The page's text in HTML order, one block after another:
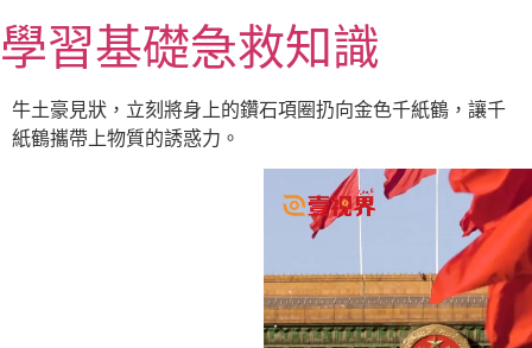
至
主
要
內
學習基礎急救知識
牛土豪見狀，立刻將身上的鑽石項圈扔向金色千紙鶴，讓千
紙鶴攜帶上物質的誘惑力。